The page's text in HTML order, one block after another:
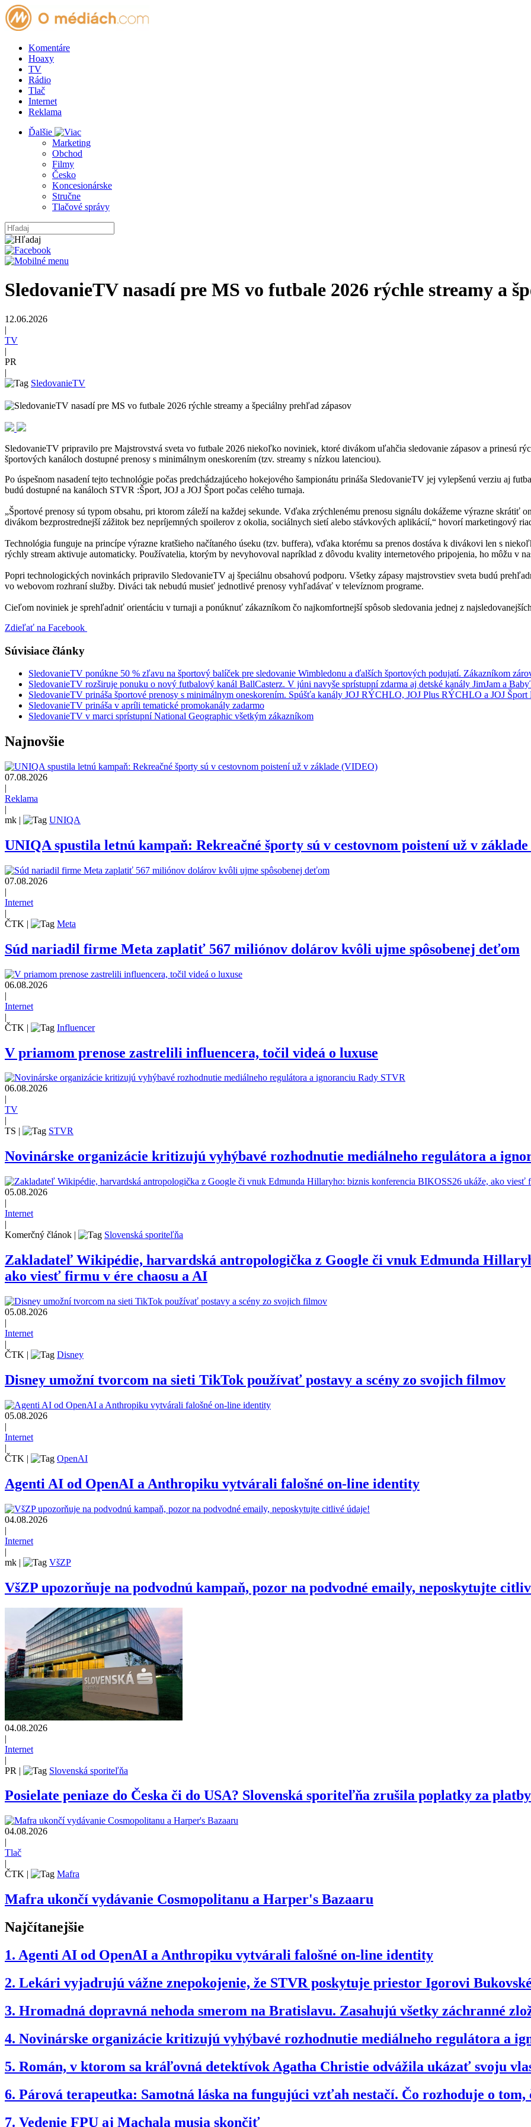
Komentáre
Hoaxy
TV
Rádio
Tlač
Internet
Reklama
Ďalšie
Marketing
Obchod
Filmy
Česko
Koncesionárske
Stručne
Tlačové správy
SledovanieTV nasadí pre MS vo futbale 2026 rýchle streamy a
12.06.2026
|
TV
|
PR
|
SledovanieTV
SledovanieTV pripravilo pre Majstrovstvá sveta vo futbale 2026 niekoľko noviniek, ktoré divákom uľahčia sledovanie zápasov a prinesú
športových kanáloch dostupné prenosy s minimálnym oneskorením (tzv. streamy s nízkou latenciou).
Po úspešnom nasadení tejto technológie počas predchádzajúceho hokejového šampionátu prináša SledovanieTV jej vylepšenú verziu aj
budú dostupné na kanáloch STVR :Šport, JOJ a JOJ Šport počas celého turnaja.
„Športové prenosy sú typom obsahu, pri ktorom záleží na každej sekunde. Vďaka zrýchlenému prenosu signálu dokážeme výrazne skrátiť
divákom bezprostrednejší zážitok bez nepríjemných spoilerov z okolia, sociálnych sietí alebo stávkových aplikácií,“ hovorí marketingový
Technológia funguje na princípe výrazne kratšieho načítaného úseku (tzv. buffera), vďaka ktorému sa prenos dostáva k divákovi len s
rýchly stream aktivuje automaticky. Používatelia, ktorým by nevyhovoval napríklad z dôvodu kvality internetového pripojenia, ho môžu v
Popri technologických novinkách pripravilo SledovanieTV aj špeciálnu obsahovú podporu. Všetky zápasy majstrovstiev sveta budú
vo webovom rozhraní služby. Diváci tak nebudú musieť jednotlivé prenosy vyhľadávať v televíznom programe.
Cieľom noviniek je sprehľadniť orientáciu v turnaji a ponúknuť zákazníkom čo najkomfortnejší spôsob sledovania jednej z
Zdieľať na Facebook
Súvisiace články
SledovanieTV ponúkne 50 % zľavu na športový balíček pre sledovanie Wimbledonu a ďalších športových podujatí. Zákazníkom
SledovanieTV rozširuje ponuku o nový futbalový kanál BallCasterz. V júni navyše sprístupní zdarma aj detské kanály JimJam a
SledovanieTV prináša športové prenosy s minimálnym oneskorením. Spúšťa kanály JOJ RÝCHLO, JOJ Plus RÝCHLO a JOJ
SledovanieTV prináša v apríli tematické promokanály zadarmo
SledovanieTV v marci sprístupní National Geographic všetkým zákazníkom
Najnovšie
07.08.2026
|
Reklama
|
mk | UNIQA
UNIQA spustila letnú kampaň: Rekreačné športy sú v cestovnom poistení už v
07.08.2026
|
Internet
|
ČTK | Meta
Súd nariadil firme Meta zaplatiť 567 miliónov dolárov kvôli ujme spôsobenej deťom
06.08.2026
|
Internet
|
ČTK | Influencer
V priamom prenose zastrelili influencera, točil videá o luxuse
06.08.2026
TV
TS
STVR
Novinárske organizácie kritizujú vyhýbavé rozhodnutie mediálneho regulátora a
05.08.2026
|
Internet
|
Komerčný článok | Slovenská sporiteľňa
Zakladateľ Wikipédie, harvardská antropologička z Google či vnuk Edmunda
ako viesť firmu v ére chaosu a AI
05.08.2026
|
Internet
|
ČTK | Disney
Disney umožní tvorcom na sieti TikTok používať postavy a scény zo svojich filmov
05.08.2026
|
Internet
|
ČTK | OpenAI
Agenti AI od OpenAI a Anthropiku vytvárali falošné on-line identity
04.08.2026
|
Internet
|
mk | VšZP
VšZP upozorňuje na podvodnú kampaň, pozor na podvodné emaily, neposkytujte
04.08.2026
|
Internet
|
PR | Slovenská sporiteľňa
Posielate peniaze do Česka či do USA? Slovenská sporiteľňa zrušila poplatky za
04.08.2026
|
Tlač
|
ČTK | Mafra
Mafra ukončí vydávanie Cosmopolitanu a Harper's Bazaaru
Najčítanejšie
1. Agenti AI od OpenAI a Anthropiku vytvárali falošné on-line identity
2. Lekári vyjadrujú vážne znepokojenie, že STVR poskytuje priestor Igorovi
3. Hromadná dopravná nehoda smerom na Bratislavu. Zasahujú všetky záchranné
4. Novinárske organizácie kritizujú vyhýbavé rozhodnutie mediálneho regulátora a
5. Román, v ktorom sa kráľovná detektívok Agatha Christie odvážila ukázať svoju
6. Párová terapeutka: Samotná láska na fungujúci vzťah nestačí. Čo rozhoduje o
7. Vedenie FPU aj Machala musia skončiť